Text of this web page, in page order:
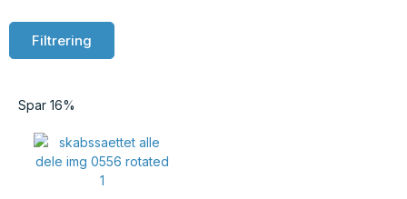
Filtrering
Spar 16%